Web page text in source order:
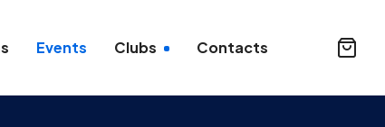
Events Clubs Contacts